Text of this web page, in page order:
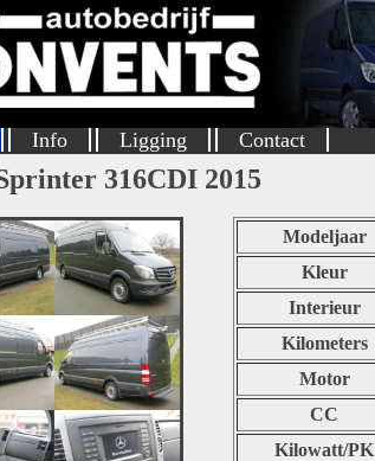
Info Ligging Contact
316CDI 2015
Modeljaar
Kleur
Interieur
Kilometers
Motor
CC
Kilowatt/PK